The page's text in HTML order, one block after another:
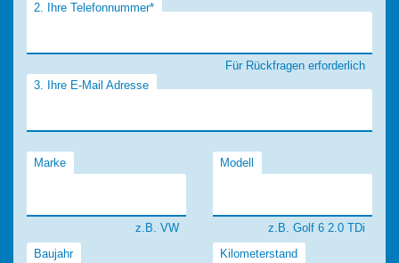
2. Ihre Telefonnummer*
Für Rückfragen erforderlich
3. Ihre E-Mail Adresse
Marke
z.B. VW
Modell
z.B. Golf 6 2.0 TDi
Baujahr
Kilometerstand